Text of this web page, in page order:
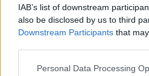
IAB’s list of downstream
also be disclosed by us to third
Downstream Participants that
Please note that this website/app
Personal Data Processing
ΟιS-300είναι ένα
αντιαεροπορικής
και η Ρωσία και η
την πορεία του μετά τη